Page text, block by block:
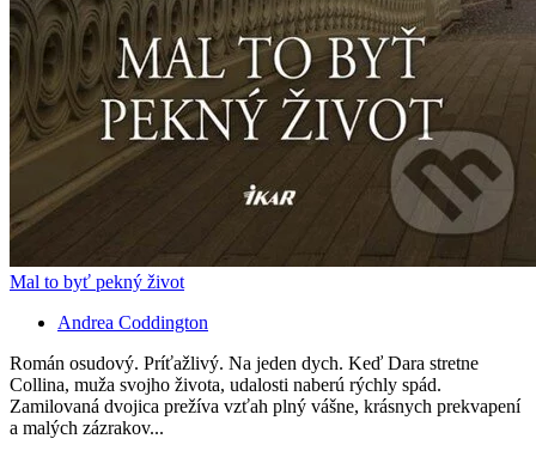
Mal to byť pekný život
Andrea Coddington
Román osudový. Príťažlivý. Na jeden dych. Keď Dara stretne
Collina, muža svojho života, udalosti naberú rýchly spád.
Zamilovaná dvojica prežíva vzťah plný vášne, krásnych prekvapení
a malých zázrakov...